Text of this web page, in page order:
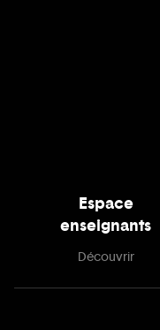
Espace
enseignants
Découvrir